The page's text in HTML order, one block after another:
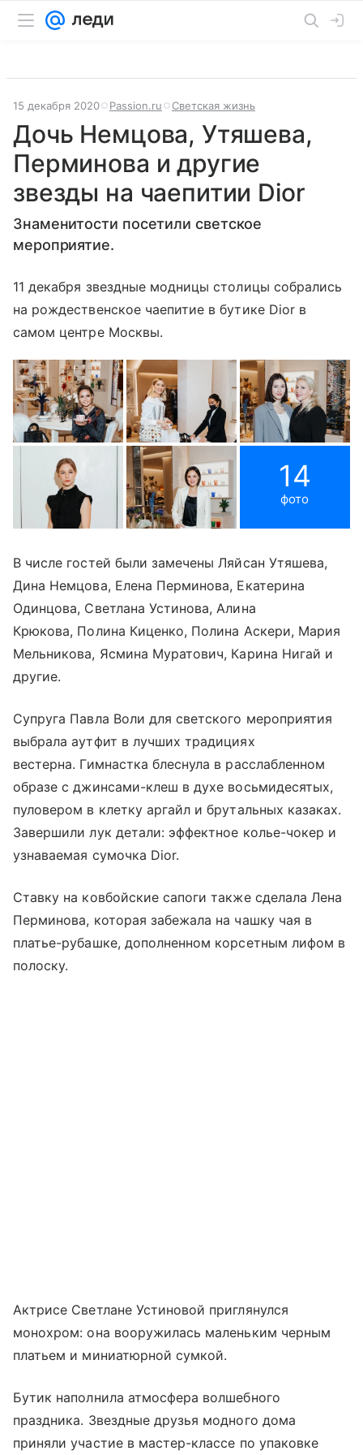
15 декабря 2020 Passion.ru Светская жизнь
Дочь Немцова, Утяшева,
Перминова и другие
звезды на чаепитии Dior
Знаменитости посетили светское
мероприятие.
11 декабря звездные модницы столицы собрались
на рождественское чаепитие в бутике Dior в
самом центре Москвы.
14
фото
В числе гостей были замечены Ляйсан Утяшева,
Дина Немцова, Елена Перминова, Екатерина
Одинцова, Светлана Устинова, Алина
Крюкова, Полина Киценко, Полина Аскери, Мария
Мельникова, Ясмина Муратович, Карина Нигай и
другие.
Супруга Павла Воли для светского мероприятия
выбрала аутфит в лучших традициях
вестерна. Гимнастка блеснула в расслабленном
образе с джинсами-клеш в духе восьмидесятых,
пуловером в клетку аргайл и брутальных казаках.
Завершили лук детали: эффектное колье-чокер и
узнаваемая сумочка Dior.
Ставку на ковбойские сапоги также сделала Лена
Перминова, которая забежала на чашку чая в
платье-рубашке, дополненном корсетным лифом в
полоску.
Актрисе Светлане Устиновой приглянулся
монохром: она вооружилась маленьким черным
платьем и миниатюрной сумкой.
Бутик наполнила атмосфера волшебного
праздника. Звездные друзья модного дома
приняли участие в мастер-классе по упаковке